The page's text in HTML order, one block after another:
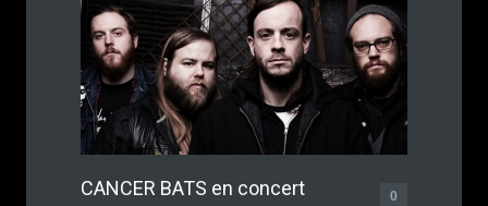
CANCER BATS en concert 0